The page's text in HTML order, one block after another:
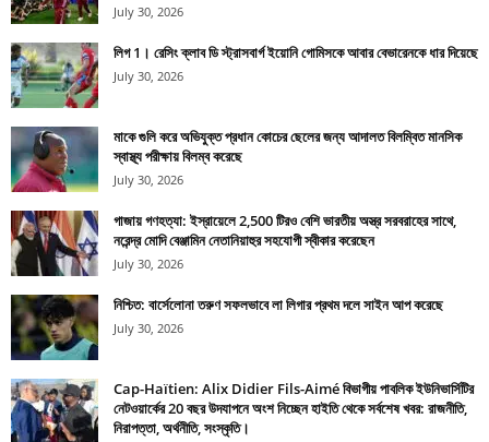
July 30, 2026
লিগ 1। রেসিং ক্লাব ডি স্ট্রাসবার্গ ইয়োনি গোমিসকে আবার বেভারেনকে ধার দিয়েছে
July 30, 2026
মাকে গুলি করে অভিযুক্ত প্রধান কোচের ছেলের জন্য আদালত বিলম্বিত মানসিক
স্বাস্থ্য পরীক্ষায় বিলম্ব করেছে
July 30, 2026
গাজায় গণহত্যা: ইস্রায়েলে 2,500 টিরও বেশি ভারতীয় অস্ত্র সরবরাহের সাথে,
নরেন্দ্র মোদি বেঞ্জামিন নেতানিয়াহুর সহযোগী স্বীকার করেছেন
July 30, 2026
নিশ্চিত: বার্সেলোনা তরুণ সফলভাবে লা লিগার প্রথম দলে সাইন আপ করেছে
July 30, 2026
Cap-Haïtien: Alix Didier Fils-Aimé বিভাগীয় পাবলিক ইউনিভার্সিটির
নেটওয়ার্কের 20 বছর উদযাপনে অংশ নিচ্ছেন হাইতি থেকে সর্বশেষ খবর: রাজনীতি,
নিরাপত্তা, অর্থনীতি, সংস্কৃতি।